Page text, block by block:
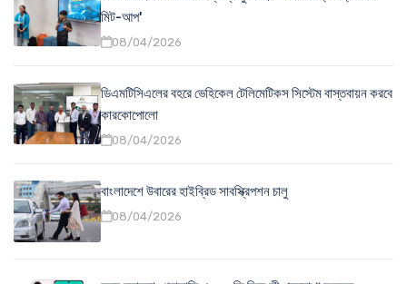
মিট-আপ'
08/04/2026
ডিএমটিসিএলের বহরে ভেহিকেল টেলিমেটিকস সিস্টেম বাস্তবায়ন করবে
কারকোপোলো
08/04/2026
বাংলাদেশে উবারের হাইব্রিড সাবস্ক্রিপশন চালু
08/04/2026